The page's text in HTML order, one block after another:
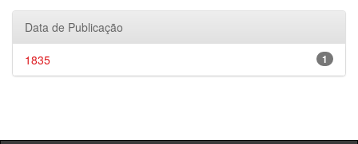
Data de Publicação
1
1835